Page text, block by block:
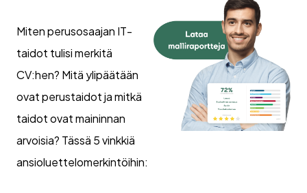
Miten perusosaajan IT-
taidot tulisi merkitä
CV:hen? Mitä ylipäätään
ovat perustaidot ja mitkä
taidot ovat maininnan
arvoisia? Tässä 5 vinkkiä
ansioluettelomerkintöihin: